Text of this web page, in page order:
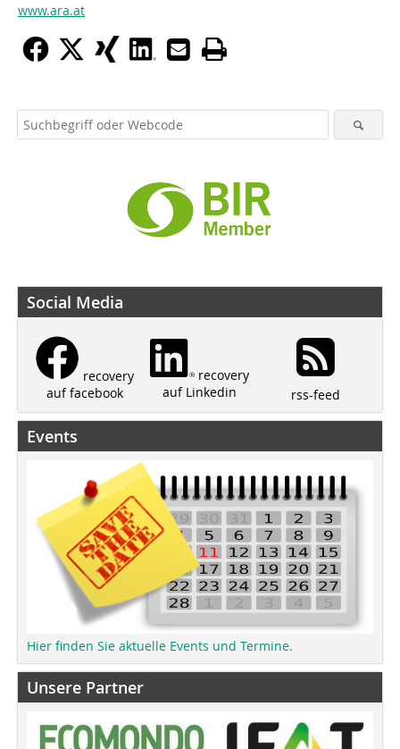
www.ara.at
Social Media
recovery
auf facebook
recovery
auf Linkedin
rss-feed
Events
Hier finden Sie aktuelle Events und Termine.
Unsere Partner